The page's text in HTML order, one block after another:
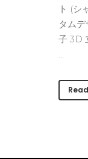
ト (シ
タム
子 3D
...